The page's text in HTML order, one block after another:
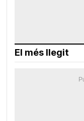
El més llegit